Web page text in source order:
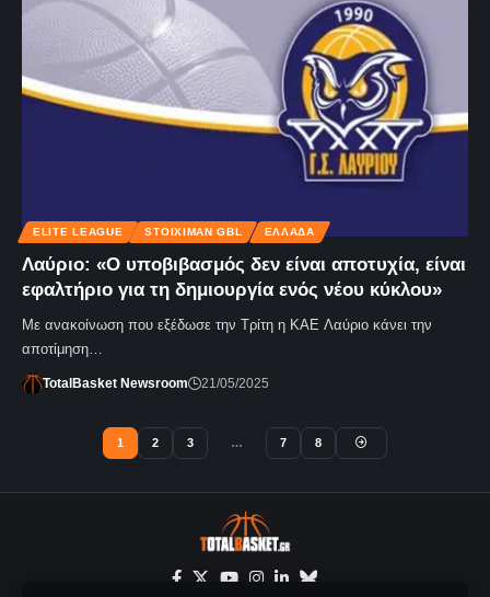
ELITE LEAGUE STOIXIMAN GBL ΕΛΛΆΔΑ
Λαύριο: «Ο υποβιβασμός δεν είναι αποτυχία, είναι
εφαλτήριο για τη δημιουργία ενός νέου κύκλου»
Με ανακοίνωση που εξέδωσε την Τρίτη η ΚΑΕ Λαύριο κάνει την
αποτίμηση…
TotalBasket Newsroom 21/05/2025
1 2 3 … 7 8